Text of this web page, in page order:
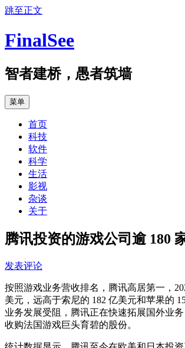
跳至正文
FinalSee
智者建桥，愚者筑墙
菜单
首页
科技
软件
科学
生活
影视
杂谈
关于
腾讯投资的游戏公司逾 180
发表评论
按照游戏业务营收排名，腾讯高居第一，
美元，远高于索尼的 182 亿美元和苹果的
业务发展受阻，腾讯正在快速拓展国外业
收购法国游戏巨头育碧的股份。